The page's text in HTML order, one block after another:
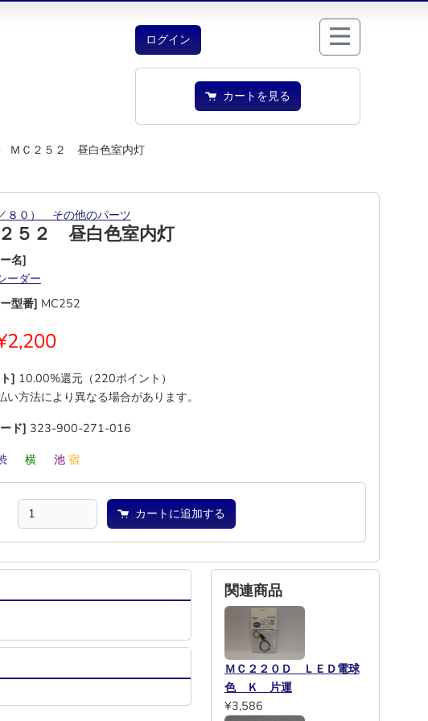
ログイン
カートを見る
ＭＣ２５２ 昼白色室内灯
８０） その他のパーツ
５２ 昼白色室内灯
名]
ーダー
型番] MC252
] 10.00%還元（220ポイント）
方法により異なる場合があります。
ド] 323-900-271-016
横 池 宿
カートに追加する
関連商品
ＭＣ２２０Ｄ ＬＥＤ電球
色 Ｋ 片運
¥3,586